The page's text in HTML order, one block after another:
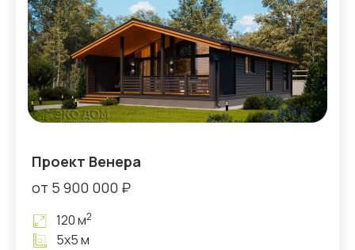
Проект Венера
от 5 900 000 ₽
120 м2
5х5 м